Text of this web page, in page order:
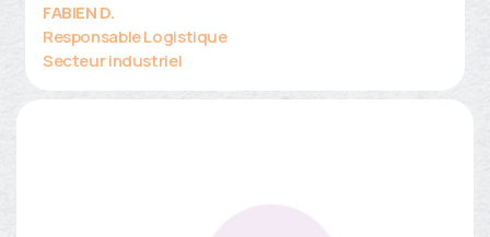
FABIEN D.
Responsable Logistique
Secteur industriel